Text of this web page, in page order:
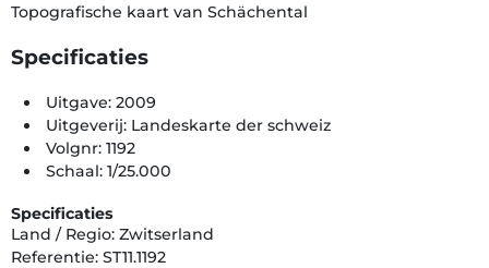
Topografische kaart van Schächental
Specificaties
Uitgave: 2009
Uitgeverij: Landeskarte der schweiz
Volgnr: 1192
Schaal: 1/25.000
Specificaties
Land / Regio: Zwitserland
Referentie: ST11.1192